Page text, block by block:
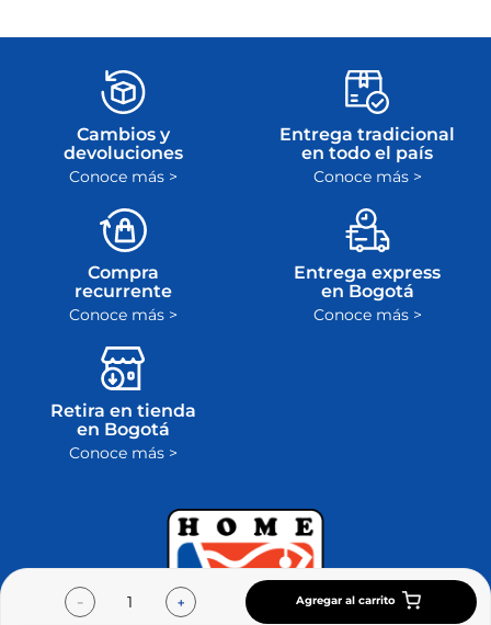
＋
－ Agregar al carrito
Cambios y
devoluciones
Conoce más >
Entrega tradicional
en todo el país
Conoce más >
Compra
recurrente
Conoce más >
Entrega express
en Bogotá
Conoce más >
Retira en tienda
en Bogotá
Conoce más >